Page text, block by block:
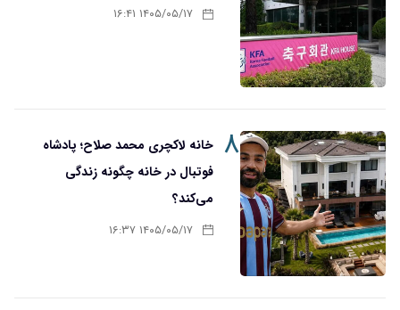
۱۴۰۵/۰۵/۱۷ ۱۶:۴۱
۸ خانه لاکچری محمد صلاح؛ پادشاه
فوتبال در خانه چگونه زندگی
می‌کند؟
۱۴۰۵/۰۵/۱۷ ۱۶:۳۷